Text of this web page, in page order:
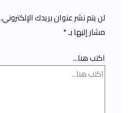
لن يتم نشر عنوان بريدك الإلكتروني.
مشار إليها بـ*
اكتب هنا...